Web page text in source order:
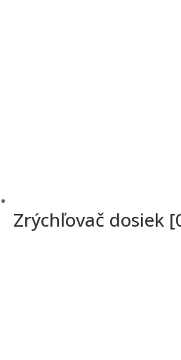
Zrýchľovač dosiek